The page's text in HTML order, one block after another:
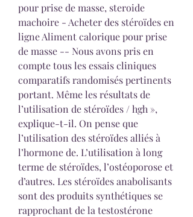
pour prise de masse, steroide
machoire - Acheter des stéroïdes en
ligne Aliment calorique pour prise
de masse -- Nous avons pris en
compte tous les essais cliniques
comparatifs randomisés pertinents
portant. Même les résultats de
l’utilisation de stéroïdes / hgh »,
explique-t-il. On pense que
l’utilisation des stéroïdes alliés à
l’hormone de. L’utilisation à long
terme de stéroïdes, l’ostéoporose et
d’autres. Les stéroïdes anabolisants
sont des produits synthétiques se
rapprochant de la testostérone